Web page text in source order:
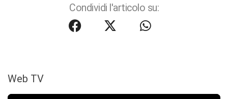
Condividi l'articolo su:
Web TV